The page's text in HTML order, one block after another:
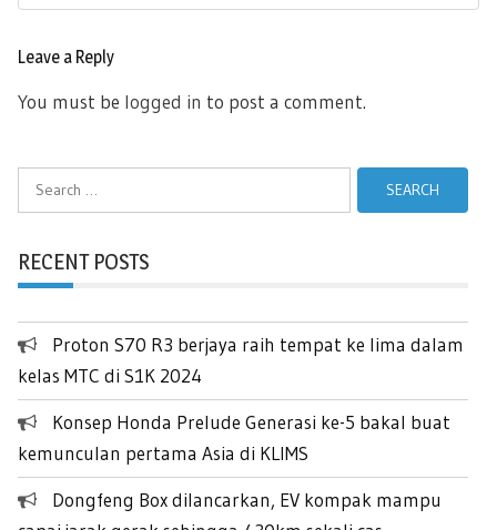
Post:
Leave a Reply
You must be logged in to post a comment.
Search
for:
RECENT POSTS
Proton S70 R3 berjaya raih tempat ke lima dalam
kelas MTC di S1K 2024
Konsep Honda Prelude Generasi ke-5 bakal buat
kemunculan pertama Asia di KLIMS
Dongfeng Box dilancarkan, EV kompak mampu